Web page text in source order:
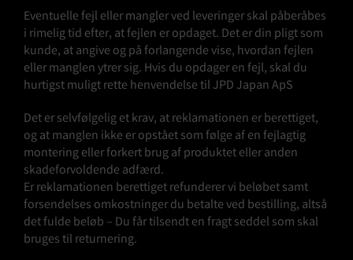
Eventuelle fejl eller mangler ved leveringer skal påberåbes
i rimelig tid efter, at fejlen er opdaget. Det er din pligt som
kunde, at angive og på forlangende vise, hvordan fejlen
eller manglen ytrer sig. Hvis du opdager en fejl, skal du
hurtigst muligt rette henvendelse til JPD Japan ApS
Det er selvfølgelig et krav, at reklamationen er berettiget,
og at manglen ikke er opstået som følge af en fejlagtig
montering eller forkert brug af produktet eller anden
skadeforvoldende adfærd.
Er reklamationen berettiget refunderer vi beløbet samt
forsendelses omkostninger du betalte ved bestilling, altså
det fulde beløb – Du får tilsendt en fragt seddel som skal
bruges til returnering.